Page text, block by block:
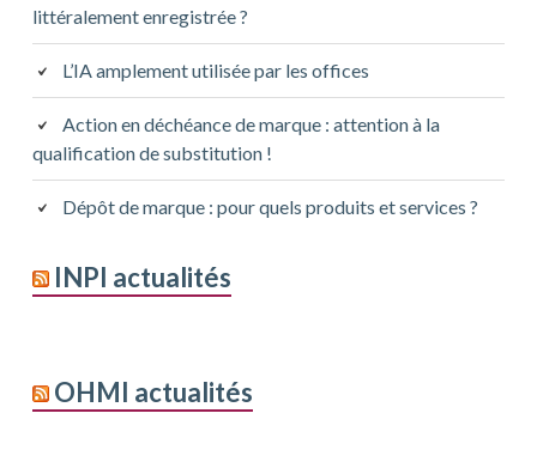
littéralement enregistrée ?
L’IA amplement utilisée par les offices
Action en déchéance de marque : attention à la
qualification de substitution !
Dépôt de marque : pour quels produits et services ?
INPI actualités
OHMI actualités